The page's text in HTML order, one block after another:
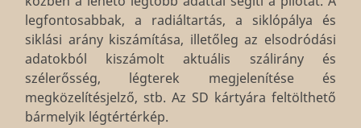
legfontosabbak, a radiáltartás, a siklópálya és
siklási arány kiszámítása, illetőleg az elsodródási
adatokból kiszámolt aktuális szálirány és
szélerősség, légterek megjelenítése és
megközelítésjelző, stb. Az SD kártyára feltölthető
bármelyik légtértérkép.